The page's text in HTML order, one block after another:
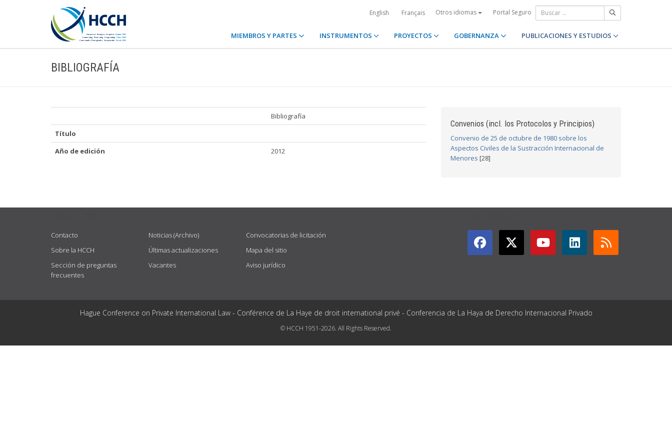
English Français Otros idiomas Portal Seguro
MIEMBROS Y PARTES INSTRUMENTOS PROYECTOS GOBERNANZA PUBLICACIONES Y ESTUDIOS
BIBLIOGRAFÍA
Bibliografía
Título
Año de edición
2012
Convenios (incl. los Protocolos y Principios)
Convenio de 25 de octubre de 1980 sobre los
Aspectos Civiles de la Sustracción Internacional de
Menores [28]
Contacto
Sobre la HCCH
Sección de preguntas
frecuentes
Noticias (Archivo)
Últimas actualizaciones
Vacantes
Convocatorias de licitación
Mapa del sitio
Aviso jurídico
Hague Conference on Private International Law - Conférence de La Haye de droit international privé - Conferencia de La Haya de Derecho Internacional Privado
© HCCH 1951-2026. All Rights Reserved.